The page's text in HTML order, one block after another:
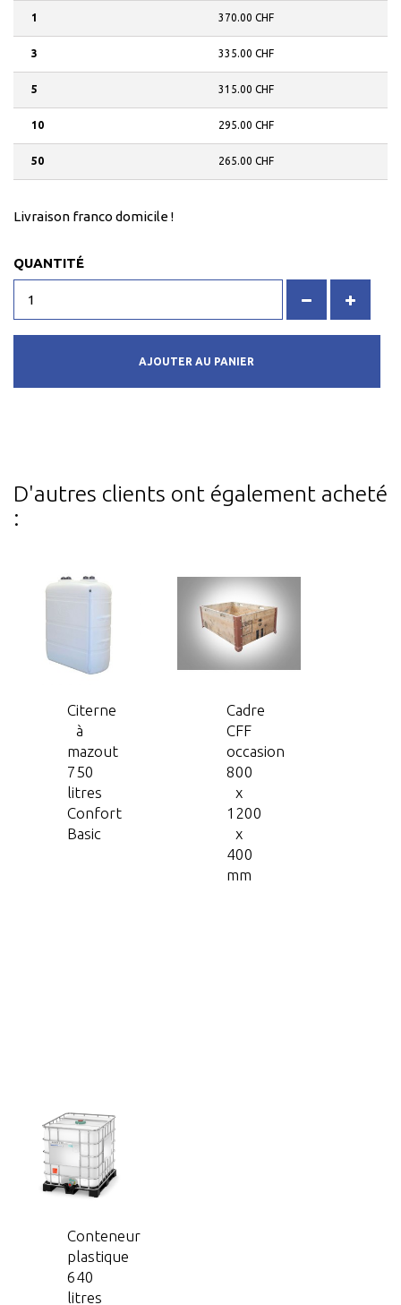
1 370.00 CHF
3 335.00 CHF
5 315.00 CHF
10 295.00 CHF
50 265.00 CHF
Livraison franco domicile !
QUANTITÉ
AJOUTER AU PANIER
D'autres clients ont également acheté
:
Citerne
à
mazout
750
litres
Confort
Basic
Cadre
CFF
occasion
800
x
1200
x
400
mm
Conteneur
plastique
640
litres